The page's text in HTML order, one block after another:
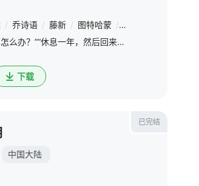
/ 乔诗语 / 藤新 / 图特哈蒙 / 叶清
“接下来你打算怎么办？”“休息一年，然后回来！”全新风暴高能燃起，赛点将至，你是否依旧热血沸腾。为了冠军、为了荣耀，《全职高手3》动画正式定档，跟随叶修步伐开启全新征程。
下载
已完结
中国大陆